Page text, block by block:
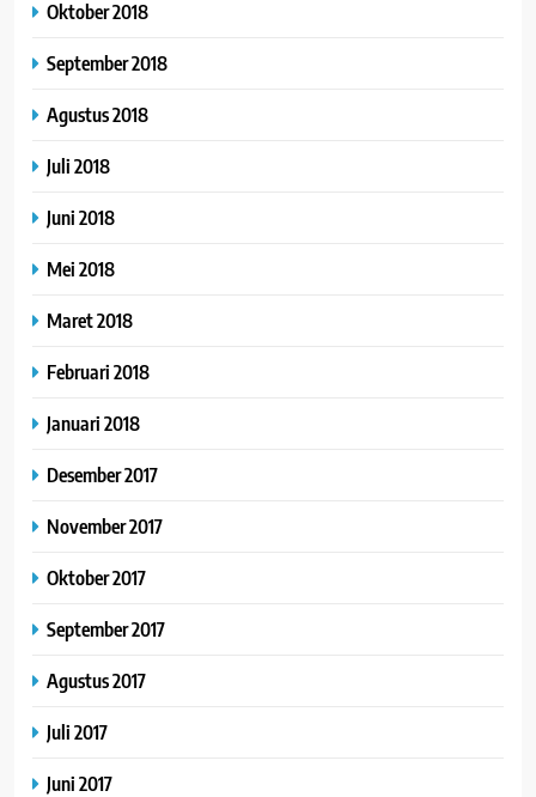
Oktober 2018
September 2018
Agustus 2018
Juli 2018
Juni 2018
Mei 2018
Maret 2018
Februari 2018
Januari 2018
Desember 2017
November 2017
Oktober 2017
September 2017
Agustus 2017
Juli 2017
Juni 2017